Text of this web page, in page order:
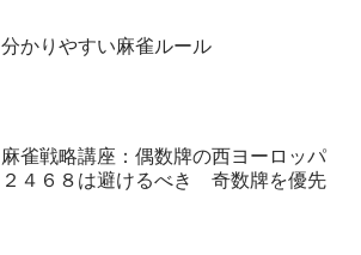
分かりやすい麻雀ルール
麻雀戦略講座：偶数牌の西ヨーロッパ
２４６８は避けるべき 奇数牌を優先